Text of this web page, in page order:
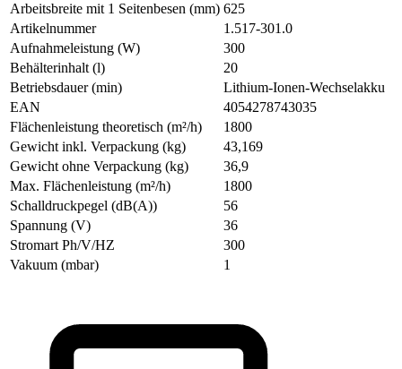
Arbeitsbreite mit 1 Seitenbesen (mm) 625
Artikelnummer
1.517-301.0
Aufnahmeleistung (W)
300
Behälterinhalt (l)
20
Betriebsdauer (min)
Lithium-Ionen-Wechselakku
EAN
4054278743035
Flächenleistung theoretisch (m²/h)
1800
Gewicht inkl. Verpackung (kg)
43,169
Gewicht ohne Verpackung (kg)
36,9
Max. Flächenleistung (m²/h)
1800
Schalldruckpegel (dB(A))
56
Spannung (V)
36
Stromart Ph/V/HZ
300
Vakuum (mbar)
1